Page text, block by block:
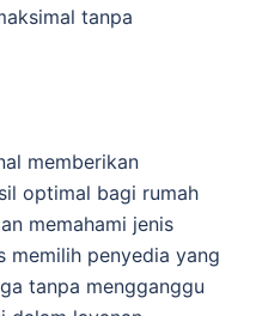
tanpa
memberikan
optimal bagi rumah
memahami jenis
memilih penyedia yang
tanpa mengganggu